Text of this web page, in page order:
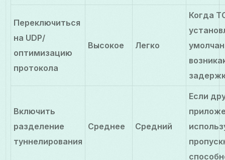
Переключиться
на UDP/
оптимизацию
протокола
Высокое Легко
Когда
Включить
разделение
туннелирования
Среднее Средний
Если